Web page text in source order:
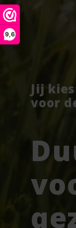
9,6
Jij
voor